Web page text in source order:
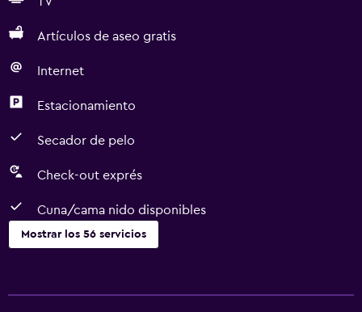
Artículos de aseo gratis
Internet
Estacionamiento
Secador de pelo
Check-out exprés
Cuna/cama nido disponibles
Mostrar los 56 servicios
Wifi gratis